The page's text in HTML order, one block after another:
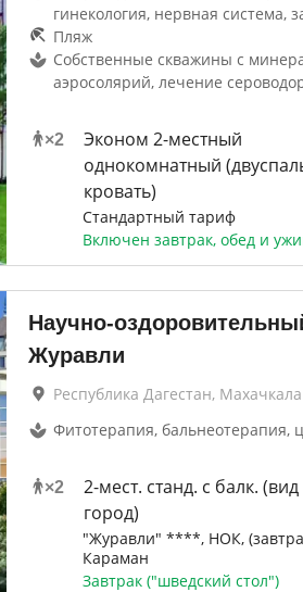
гинекология, нервная система,
Пляж
Собственные скважины с
аэросолярий, лечение
×2
Эконом 2-местный
однокомнатный
кровать)
Стандартный тариф
Включен завтрак, обед и
Научно-
Журавли
Республика Дагестан, Махачкала
Фитотерапия, бальнеотерапия,
×2
2-мест. станд. с балк.
город)
"Журавли" ****, НОК,
Караман
Завтрак ("шведский стол")